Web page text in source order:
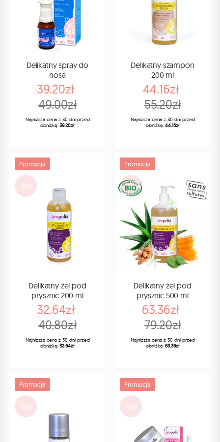
Delikatny spray do
nosa
39.20zł
49.00zł
Najniższa cena z 30 dni przed
obniżką: 39.20zł
Delikatny szampon
200 ml
44.16zł
55.20zł
Najniższa cena z 30 dni przed
obniżką: 44.16zł
Promocja
-20%
Delikatny żel pod
prysznic 200 ml
32.64zł
40.80zł
Najniższa cena z 30 dni przed
obniżką: 32.64zł
Promocja
-20%
Delikatny żel pod
prysznic 500 ml
63.36zł
79.20zł
Najniższa cena z 30 dni przed
obniżką: 63.36zł
Promocja
-20%
Promocja
-20%